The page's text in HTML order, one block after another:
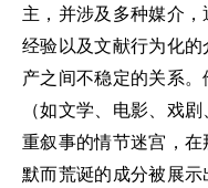
主，并涉及多种媒介
经验以及文献行为化
产之间不稳定的关系
（如文学、电影、戏
重叙事的情节迷宫，
默而荒诞的成分被展